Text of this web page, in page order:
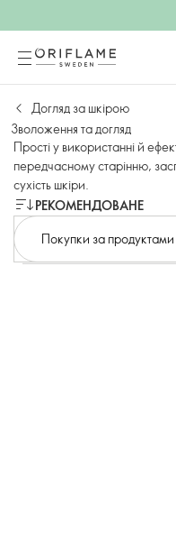
Догляд за шкірою
Зволоження та догляд
Прості у використанні й
передчасному старінню,
сухість шкіри.
РЕКОМЕНДОВАНЕ
Покупки за продуктами